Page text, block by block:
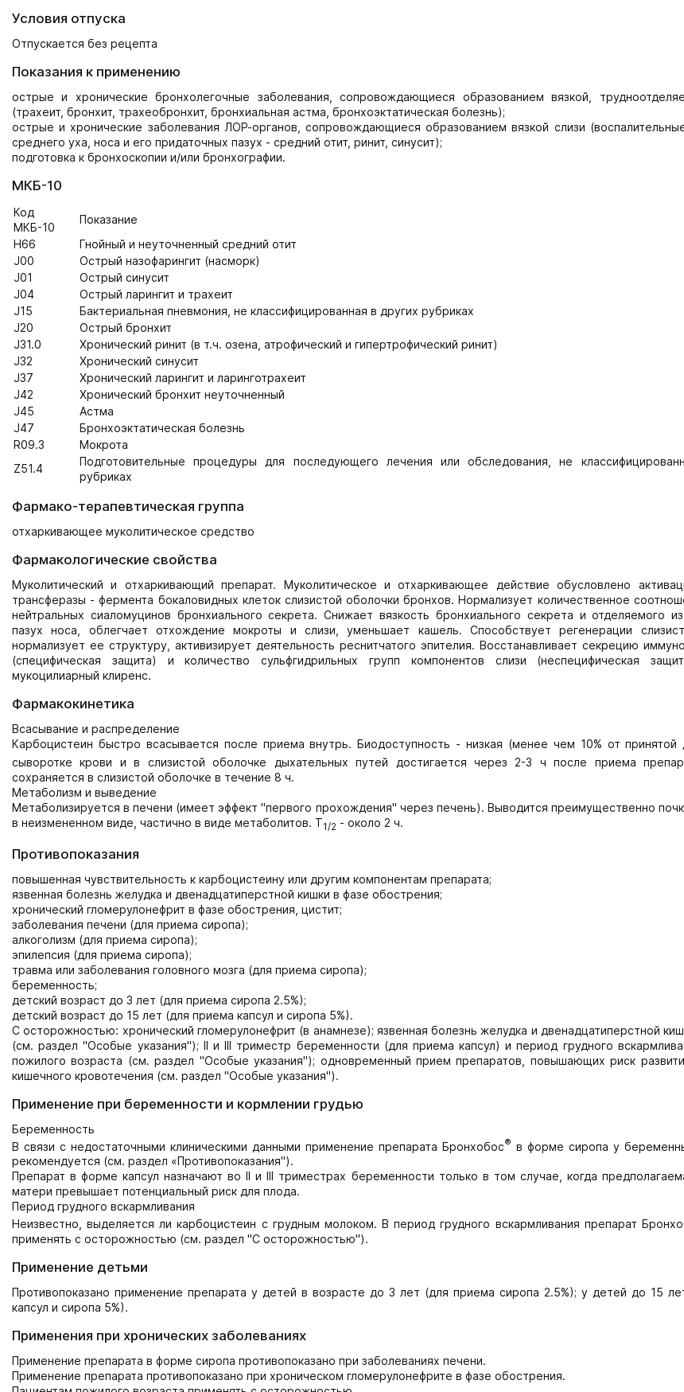
Условия отпуска
Отпускается без рецепта
Показания к применению
острые и хронические бронхолегочные заболевания, сопровождающиеся образованием вязкой,
(трахеит, бронхит, трахеобронхит, бронхиальная астма, бронхоэктатическая болезнь);
острые и хронические заболевания ЛОР-органов, сопровождающиеся образованием вязкой слизи
среднего уха, носа и его придаточных пазух - средний отит, ринит, синусит);
подготовка к бронхоскопии и/или бронхографии.
МКБ-10
Код
МКБ-10
Показание
H66
Гнойный и неуточненный средний отит
J00
Острый назофарингит (насморк)
J01
Острый синусит
J04
Острый ларингит и трахеит
J15
Бактериальная пневмония, не классифицированная в других рубриках
J20
Острый бронхит
J31.0
Хронический ринит (в т.ч. озена, атрофический и гипертрофический ринит)
J32
Хронический синусит
J37
Хронический ларингит и ларинготрахеит
J42
Хронический бронхит неуточненный
J45
Астма
J47
Бронхоэктатическая болезнь
R09.3
Мокрота
Z51.4
Подготовительные процедуры для последующего лечения или обследования, не
рубриках
Фармако-терапевтическая группа
отхаркивающее муколитическое средство
Фармакологические свойства
Муколитический и отхаркивающий препарат. Муколитическое и отхаркивающее действие обусловлено
трансферазы - фермента бокаловидных клеток слизистой оболочки бронхов. Нормализует количественное
нейтральных сиаломуцинов бронхиального секрета. Снижает вязкость бронхиального секрета и отделяемого
пазух носа, облегчает отхождение мокроты и слизи, уменьшает кашель. Способствует регенерации
нормализует ее структуру, активизирует деятельность реснитчатого эпителия. Восстанавливает секрецию
(специфическая защита) и количество сульфгидрильных групп компонентов слизи (неспецифическая
мукоцилиарный клиренс.
Фармакокинетика
Всасывание и распределение
Карбоцистеин быстро всасывается после приема внутрь. Биодоступность - низкая (менее чем 10% от принятой
сыворотке крови и в слизистой оболочке дыхательных путей достигается через 2-3 ч после приема
сохраняется в слизистой оболочке в течение 8 ч.
Метаболизм и выведение
Метаболизируется в печени (имеет эффект "первого прохождения" через печень). Выводится преимущественно
в неизмененном виде, частично в виде метаболитов. T1/2 - около 2 ч.
Противопоказания
повышенная чувствительность к карбоцистеину или другим компонентам препарата;
язвенная болезнь желудка и двенадцатиперстной кишки в фазе обострения;
хронический гломерулонефрит в фазе обострения, цистит;
заболевания печени (для приема сиропа);
алкоголизм (для приема сиропа);
эпилепсия (для приема сиропа);
травма или заболевания головного мозга (для приема сиропа);
беременность;
детский возраст до 3 лет (для приема сиропа 2.5%);
детский возраст до 15 лет (для приема капсул и сиропа 5%).
С осторожностью: хронический гломерулонефрит (в анамнезе); язвенная болезнь желудка и двенадцатиперстной
(см. раздел "Особые указания"); II и III триместр беременности (для приема капсул) и период грудного
пожилого возраста (см. раздел "Особые указания"); одновременный прием препаратов, повышающих риск
кишечного кровотечения (см. раздел "Особые указания").
Применение при беременности и кормлении грудью
Беременность
В связи с недостаточными клиническими данными применение препарата Бронхобос® в форме сиропа у
рекомендуется (см. раздел «Противопоказания").
Препарат в форме капсул назначают во II и III триместрах беременности только в том случае, когда
матери превышает потенциальный риск для плода.
Период грудного вскармливания
Неизвестно, выделяется ли карбоцистеин с грудным молоком. В период грудного вскармливания препарат
применять с осторожностью (см. раздел "С осторожностью").
Применение детьми
Противопоказано применение препарата у детей в возрасте до 3 лет (для приема сиропа 2.5%); у детей до 15
капсул и сиропа 5%).
Применения при хронических заболеваниях
Применение препарата в форме сиропа противопоказано при заболеваниях печени.
Применение препарата противопоказано при хроническом гломерулонефрите в фазе обострения.